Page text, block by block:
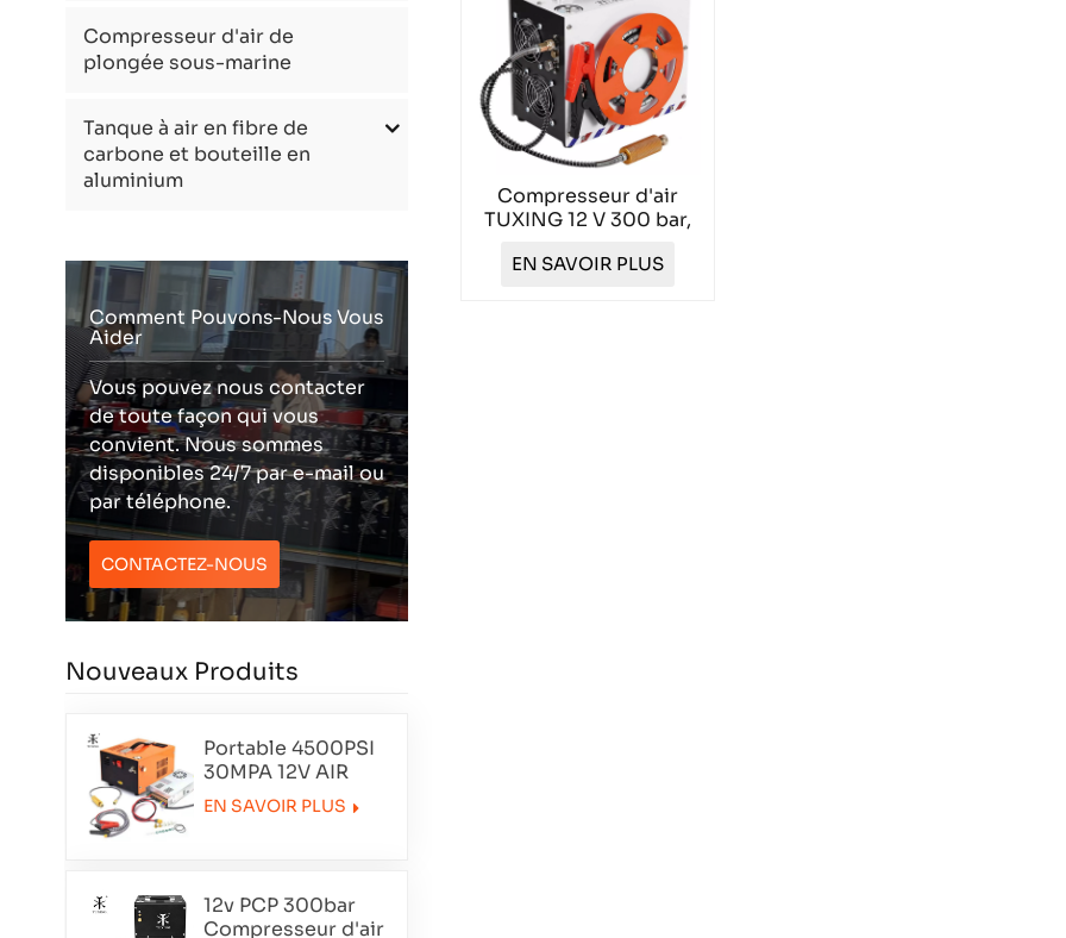
Compresseur d'air de
plongée sous-marine
Tanque à air en fibre de
carbone et bouteille en
aluminium
Comment Pouvons-Nous Vous
Aider
Vous pouvez nous contacter
de toute façon qui vous
convient. Nous sommes
disponibles 24/7 par e-mail ou
par téléphone.
CONTACTEZ-NOUS
Nouveaux Produits
Portable 4500PSI
30MPA 12V AIR
COMPRESSEUR
EN SAVOIR PLUS
12v PCP 300bar
Compresseur d'air
Compresseur d'air
TUXING 12 V 300 bar,
TXES062-1
EN SAVOIR PLUS